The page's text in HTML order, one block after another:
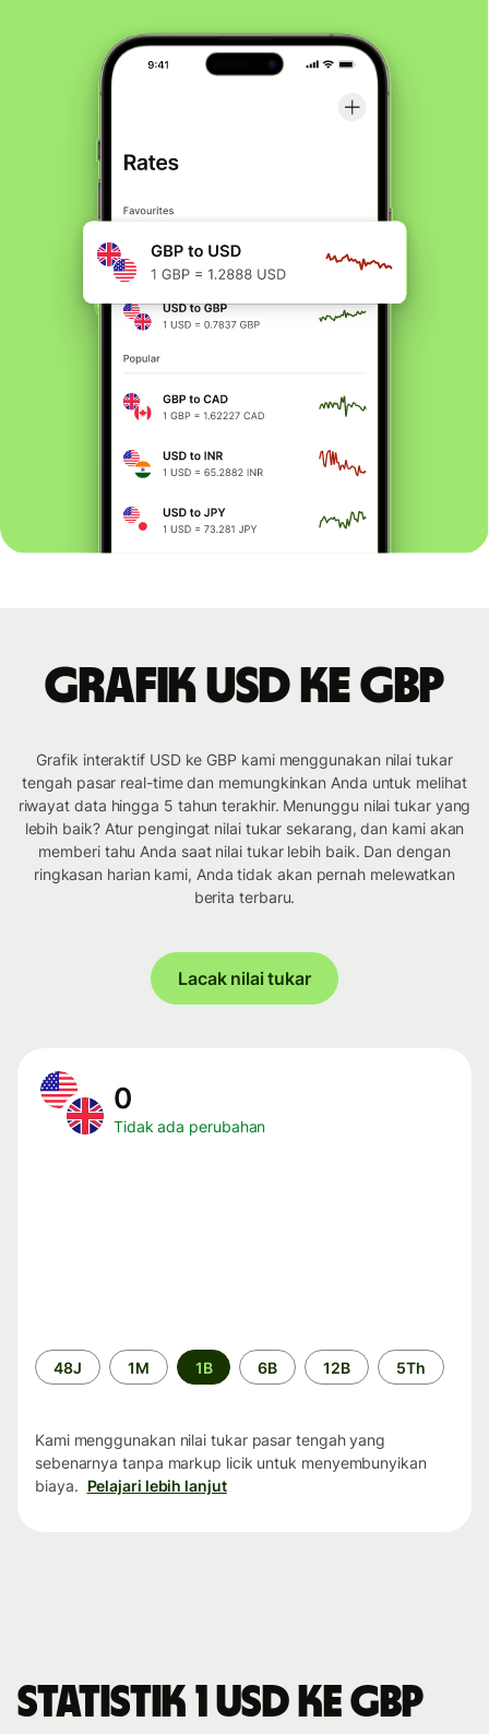
Grafik USD ke GBP
Grafik interaktif USD ke GBP kami menggunakan nilai tukar
tengah pasar real-time dan memungkinkan Anda untuk melihat
riwayat data hingga 5 tahun terakhir. Menunggu nilai tukar yang
lebih baik? Atur pengingat nilai tukar sekarang, dan kami akan
memberi tahu Anda saat nilai tukar lebih baik. Dan dengan
ringkasan harian kami, Anda tidak akan pernah melewatkan
berita terbaru.
Lacak nilai tukar
0
Tidak ada perubahan
Periode
waktu
48J 1M 1B 6B 12B 5Th
Kami menggunakan nilai tukar pasar tengah yang
sebenarnya tanpa markup licik untuk menyembunyikan
biaya. Pelajari lebih lanjut
Statistik 1 USD ke GBP